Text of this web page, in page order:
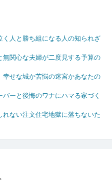
人と勝ち組になる人の知られざ
関心な夫婦が二度見する予算の
せな城か苦悩の迷宮かあなたの
ーと後悔のワナにハマる家づく
ない注文住宅地獄に落ちないた